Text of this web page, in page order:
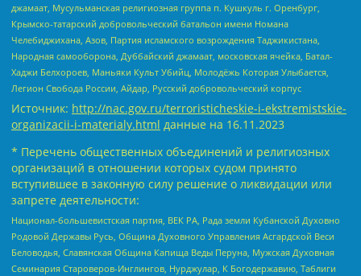
джамаат, Мусульманская религиозная группа п. Кушкуль г. Оренбург,
Крымско-татарский добровольческий батальон имени Номана
Челебиджихана, Азов, Партия исламского возрождения Таджикистана,
Народная самооборона, Дуббайский джамаат, московская ячейка, Батал-
Хаджи Белхороев, Маньяки Культ Убийц, Молодёжь Которая Улыбается,
Легион Свобода России, Айдар, Русский добровольческий корпус
Источник: http://nac.gov.ru/terroristicheskie-i-ekstremistskie-
organizacii-i-materialy.html данные на 16.11.2023
* Перечень общественных объединений и религиозных
организаций в отношении которых судом принято
вступившее в законную силу решение о ликвидации или
запрете деятельности:
Национал-большевистская партия, ВЕК РА, Рада земли Кубанской Духовно
Родовой Державы Русь, Община Духовного Управления Асгардской Веси
Беловодья, Славянская Община Капища Веды Перуна, Мужская Духовная
Семинария Староверов-Инглингов, Нурджулар, К Богодержавию, Таблиги